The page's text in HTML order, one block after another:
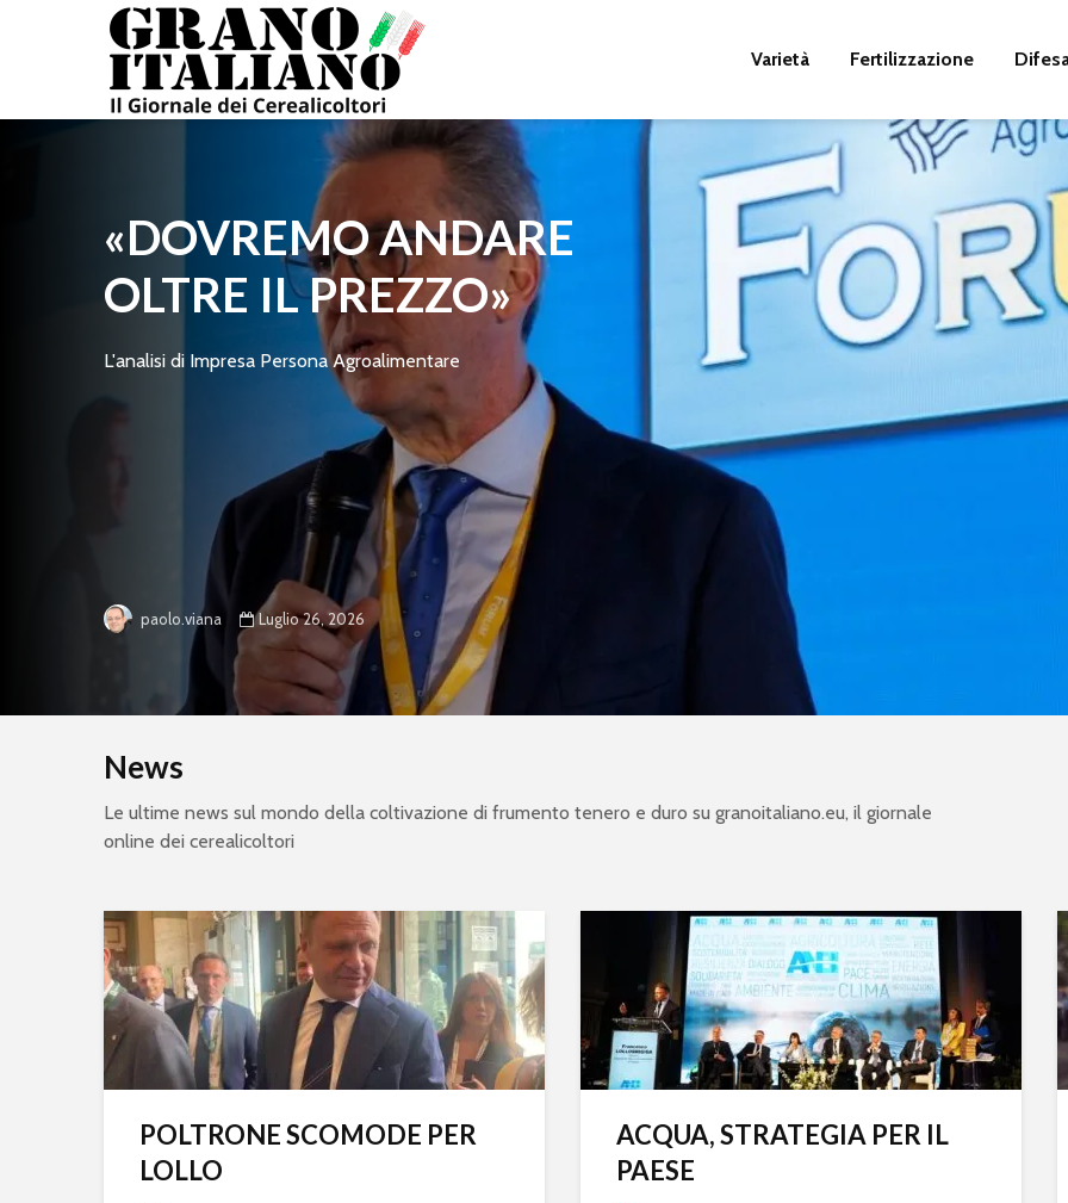
Varietà Fertilizzazione
«DOVREMO ANDARE
OLTRE IL PREZZO»
L'analisi di Impresa Persona Agroalimentare
paolo.viana Luglio 26, 2026
News
Le ultime news sul mondo della coltivazione di frumento tenero e duro su granoitaliano.eu, il giornale
online dei cerealicoltori
POLTRONE SCOMODE PER
LOLLO
ACQUA, STRATEGIA PER IL
PAESE